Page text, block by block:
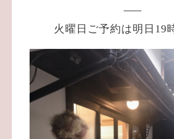
火曜日ご予約は明日19